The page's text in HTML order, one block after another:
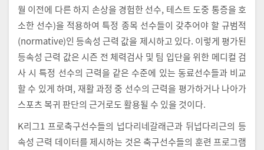
월 이전에 다른 하지 손상을 경험한 선수, 테스트 도중 통증을 호
소한 선수)을 적용하여 특정 종목 선수들이 갖추어야 할 규범적
(normative)인 등속성 근력 값을 제시하고 있다. 이렇게 평가된
등속성 근력 값은 시즌 전 체력검사 및 팀 입단을 위한 메디컬 검
사 시 특정 선수의 근력을 같은 수준에 있는 동료선수들과 비교
할 수 있게 하며, 재활 과정 중 선수의 근력을 평가하거나 나아가
스포츠 복귀 판단의 근거로도 활용될 수 있을 것이다.
K리그1 프로축구선수들의 넙다리네갈래근과 뒤넙다리근의 등
속성 근력 데이터를 제시하는 것은 축구선수들의 훈련 프로그램